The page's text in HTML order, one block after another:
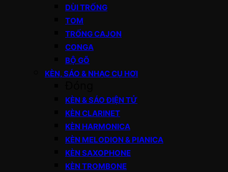
DÙI TRỐNG
TOM
TRỐNG CAJON
CONGA
BỘ GÕ
KÈN, SÁO & NHẠC CỤ HƠI
KÈN & SÁO ĐIỆN TỬ
KÈN CLARINET
KÈN HARMONICA
KÈN MELODION & PIANICA
KÈN SAXOPHONE
KÈN TROMBONE